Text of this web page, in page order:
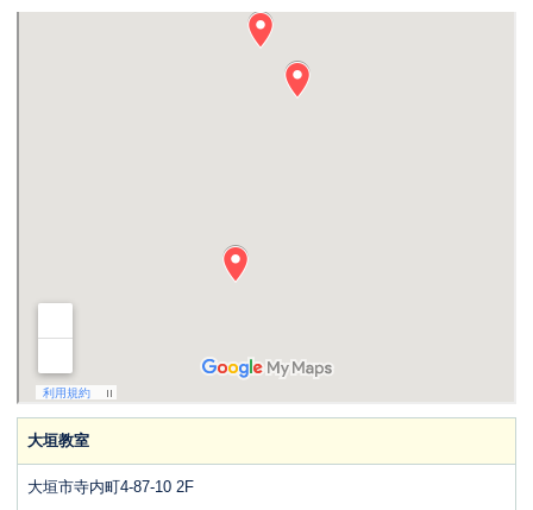
大垣教室
大垣市寺内町4-87-10 2F